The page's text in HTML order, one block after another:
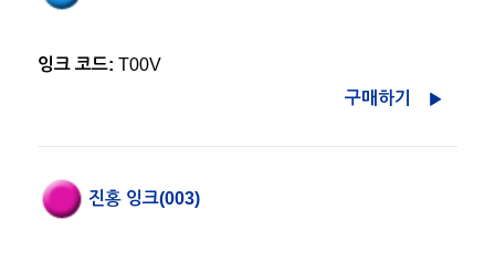
잉크 코드: T00V
구매하기
진홍 잉크(003)